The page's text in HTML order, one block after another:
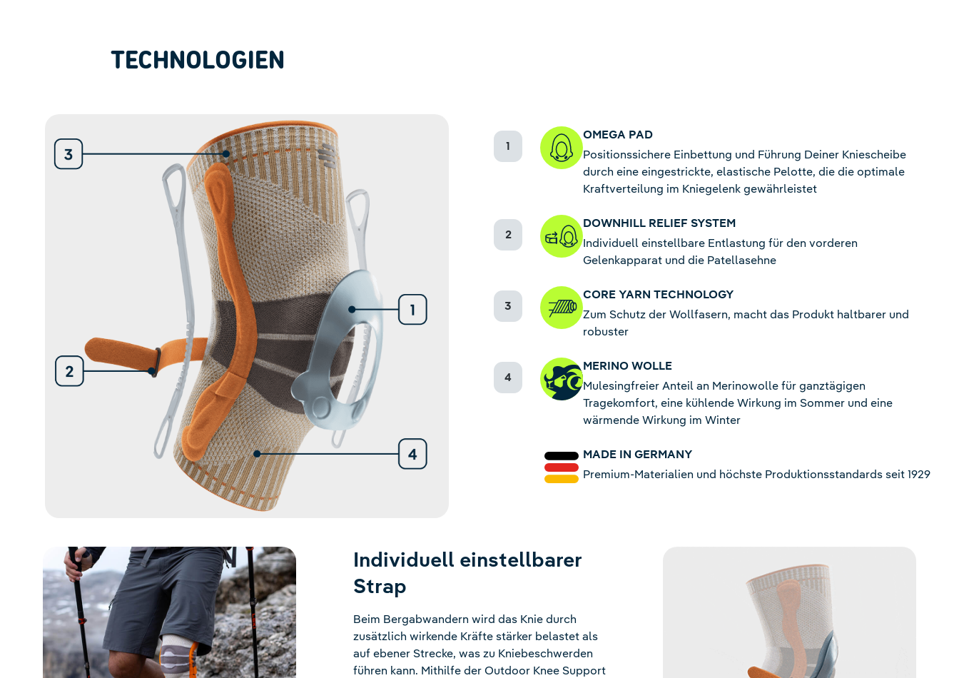
TECHNOLOGIEN
OMEGA PAD
Positionssichere Einbettung und Führung Deiner Kniescheibe
durch eine eingestrickte, elastische Pelotte, die die optimale
Kraftverteilung im Kniegelenk gewährleistet
DOWNHILL RELIEF SYSTEM
Individuell einstellbare Entlastung für den vorderen
Gelenkapparat und die Patellasehne
CORE YARN TECHNOLOGY
Zum Schutz der Wollfasern, macht das Produkt haltbarer und
robuster
MERINO WOLLE
Mulesingfreier Anteil an Merinowolle für ganztägigen
Tragekomfort, eine kühlende Wirkung im Sommer und eine
wärmende Wirkung im Winter
MADE IN GERMANY
Premium-Materialien und höchste Produktionsstandards seit 1929
Individuell einstellbarer
Strap
Beim Bergabwandern wird das Knie durch
zusätzlich wirkende Kräfte stärker belastet als
auf ebener Strecke, was zu Kniebeschwerden
führen kann. Mithilfe der Outdoor Knee Support